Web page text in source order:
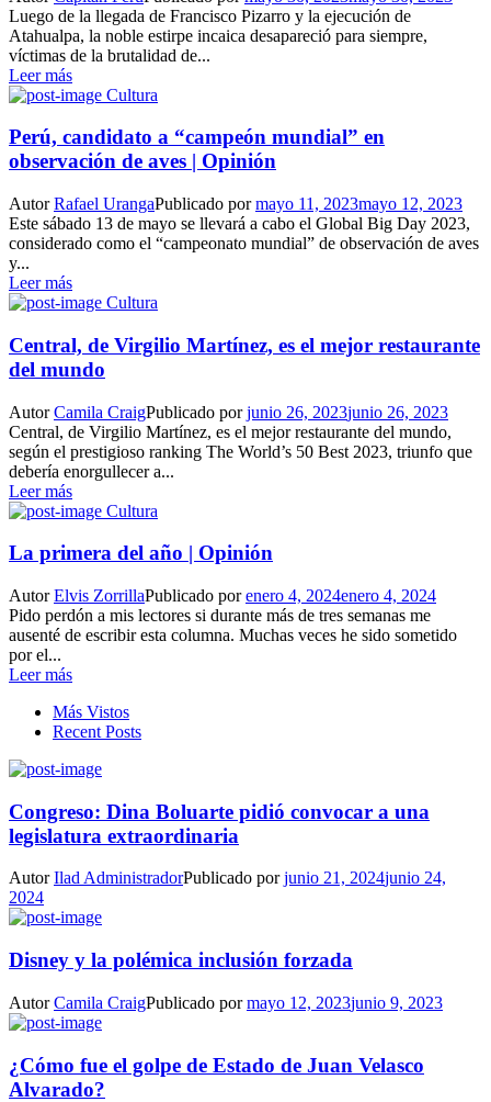
Luego de la llegada de Francisco Pizarro y la ejecución de
Atahualpa, la noble estirpe incaica desapareció para siempre,
víctimas de la brutalidad de...
Leer más
Cultura
Perú, candidato a “campeón mundial” en
observación de aves | Opinión
AutorRafael UrangaPublicado pormayo 11, 2023mayo 12, 2023
Este sábado 13 de mayo se llevará a cabo el Global Big Day 2023,
considerado como el “campeonato mundial” de observación de aves
y...
Leer más
Cultura
Central, de Virgilio Martínez, es el mejor restaurante
del mundo
AutorCamila CraigPublicado porjunio 26, 2023junio 26, 2023
Central, de Virgilio Martínez, es el mejor restaurante del mundo,
según el prestigioso ranking The World’s 50 Best 2023, triunfo que
debería enorgullecer a...
Leer más
Cultura
La primera del año | Opinión
AutorElvis ZorrillaPublicado porenero 4, 2024enero 4, 2024
Pido perdón a mis lectores si durante más de tres semanas me
ausenté de escribir esta columna. Muchas veces he sido sometido
por el...
Leer más
Más Vistos
Recent Posts
Congreso: Dina Boluarte pidió convocar a una
legislatura extraordinaria
AutorIlad AdministradorPublicado porjunio 21, 2024junio 24,
2024
Disney y la polémica inclusión forzada
AutorCamila CraigPublicado pormayo 12, 2023junio 9, 2023
¿Cómo fue el golpe de Estado de Juan Velasco
Alvarado?